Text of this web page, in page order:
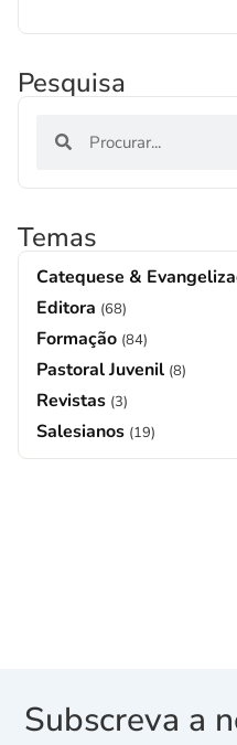
Pesquisa
Temas
Catequese &
Editora (68)
Formação (84)
Pastoral Juvenil (8)
Revistas (3)
Salesianos (19)
Subscreva a